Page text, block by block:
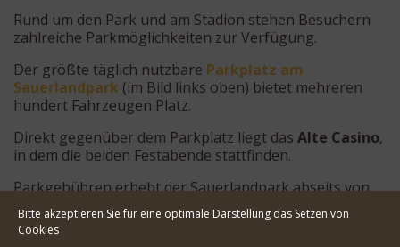
Bitte akzeptieren Sie für eine optimale Darstellung das Setzen von
Cookies
Rund um den Park und am Stadion stehen Besuchern
zahlreiche Parkmöglichkeiten zur Verfügung.
Der größte täglich nutzbare Parkplatz am
Sauerlandpark (im Bild links oben) bietet mehreren
hundert Fahrzeugen Platz.
Direkt gegenüber dem Parkplatz liegt das Alte Casino,
in dem die beiden Festabende stattfinden.
Parkgebühren erhebt der Sauerlandpark abseits von
Konzertveranstaltungen nicht.
(Bild zum vergrößern anklicken)